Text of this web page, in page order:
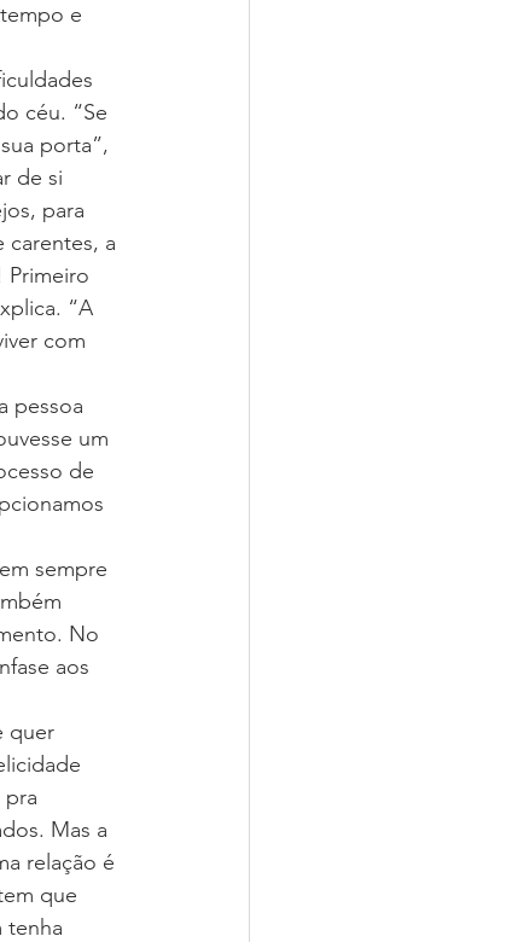
e
céu. “Se
porta”,
de si
para
carentes, a
“A
com
pessoa
um
de
sempre
No
aos
quer
pra
Mas a
relação é
que
tenha